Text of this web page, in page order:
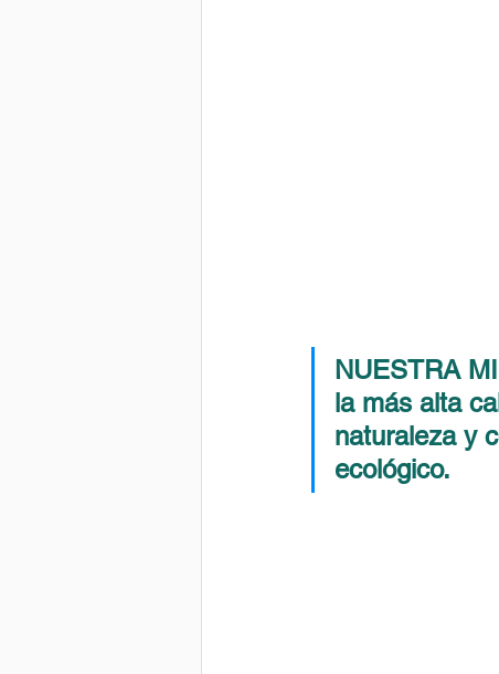
NUESTRA
la más alta
naturaleza y
ecológico.